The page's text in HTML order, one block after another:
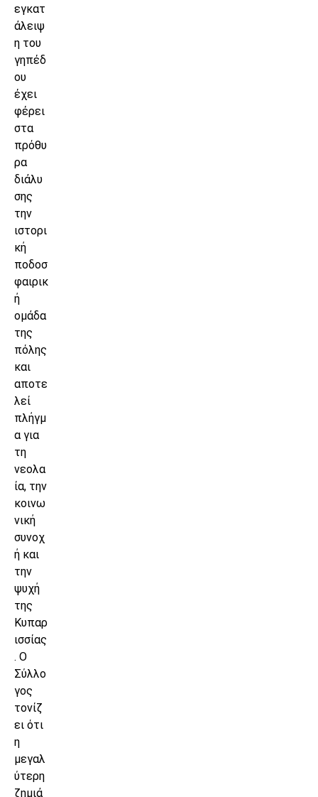
εγκατ
άλειψ
η του
γηπέδ
ου
έχει
φέρει
στα
πρόθυ
ρα
διάλυ
σης
την
ιστορι
κή
ποδοσ
φαιρικ
ή
ομάδα
της
πόλης
και
αποτε
λεί
πλήγμ
α για
τη
νεολα
ία, την
κοινω
νική
συνοχ
ή και
την
ψυχή
της
Κυπαρ
ισσίας
. Ο
Σύλλο
γος
τονίζ
ει ότι
η
μεγαλ
ύτερη
ζημιά